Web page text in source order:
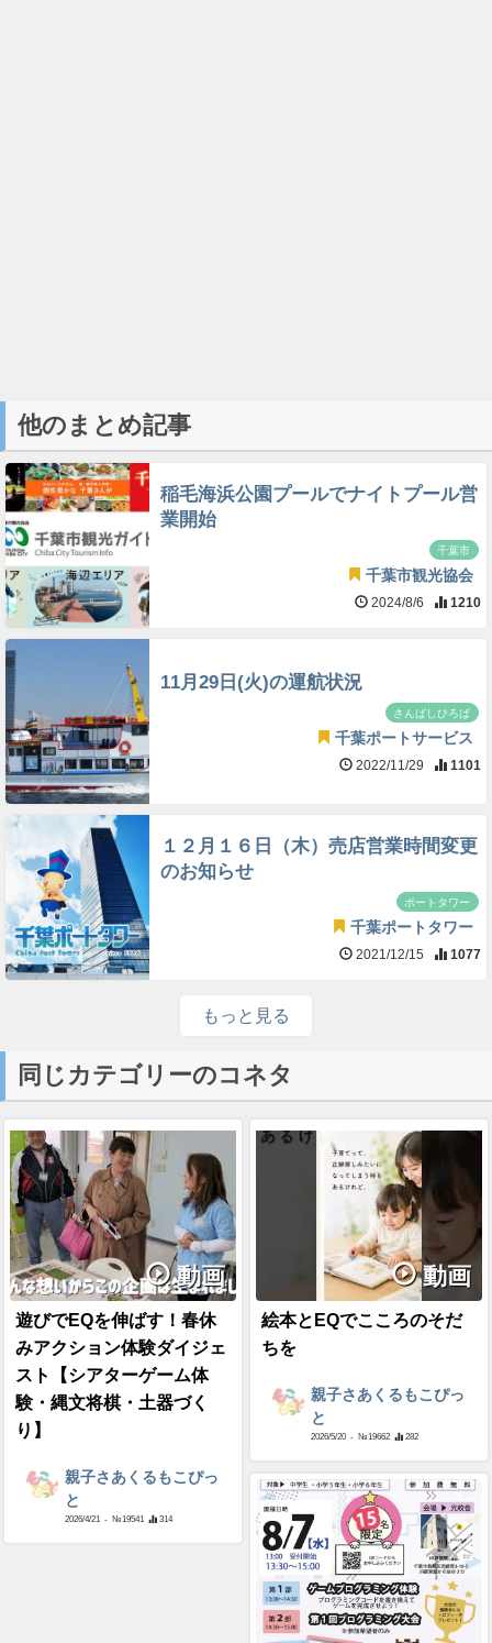
他のまとめ記事
稲毛海浜公園プールでナイトプール営
業開始
千葉市
千葉市観光協会
2024/8/6 1210
11月29日(火)の運航状況
さんばしひろば
千葉ポートサービス
2022/11/29 1101
１２月１６日（木）売店営業時間変更
のお知らせ
ポートタワー
千葉ポートタワー
2021/12/15 1077
もっと見る
同じカテゴリーのコネタ
動画
遊びでEQを伸ばす！春休
みアクション体験ダイジェ
スト【シアターゲーム体
験・縄文将棋・土器づく
り】
親子さあくるもこぴっ
と
2026/4/21 - №19541 314
動画
絵本とEQでこころのそだ
ちを
親子さあくるもこぴっ
と
2026/5/20 - №19662 282